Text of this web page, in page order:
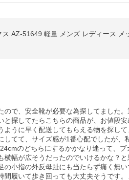
ス AZ-51649 軽量 メンズ レディース
ので、安全靴が必要な為探してました
と探してたらこちらの商品が、お値段
ように早く配送してもらえる物を探し
してて、サイズ感が1番心配でしたが、
のどちらにするかかなり迷って、
横幅が広そうだったのでいけるかな？
の小指の外反母趾にも当たらず痛く無
間履いて歩き回っても大丈夫そうです